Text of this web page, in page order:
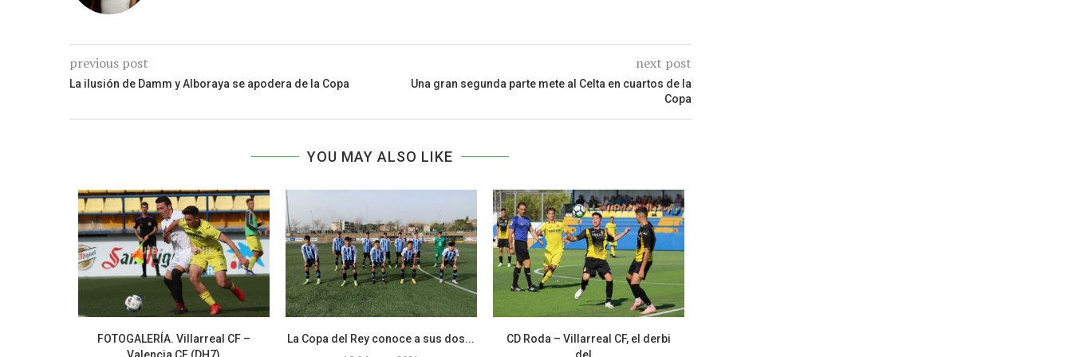
previous post
La ilusión de Damm y Alboraya se apodera de la Copa
next post
Una gran segunda parte mete al Celta en cuartos de la
Copa
YOU MAY ALSO LIKE
FOTOGALERÍA. Villarreal CF –
La Copa del Rey conoce a sus dos...
CD Roda – Villarreal CF, el derbi